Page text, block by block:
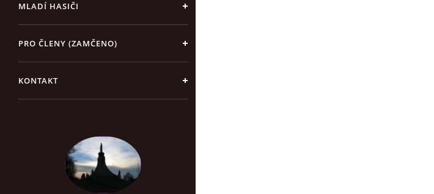
MLADÍ HASIČI
PRO ČLENY (ZAMČENO)
KONTAKT